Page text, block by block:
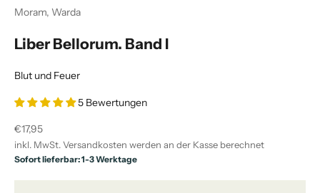
Moram, Warda
Liber Bellorum. Band I
Blut und Feuer
5 Bewertungen
Angebot
€17,95
inkl. MwSt. Versandkosten werden an der Kasse berechnet
Sofort lieferbar: 1-3 Werktage